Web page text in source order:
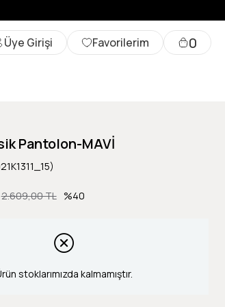
Üye Girişi Favorilerim 0
Pantolon-MAVİ
2.609,00 TL 40
stoklarımızda kalmamıştır.